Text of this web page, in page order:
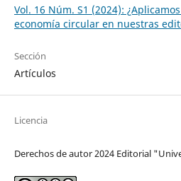
Vol. 16 Núm. S1 (2024):
economía circular en nuestras
Sección
Artículos
Licencia
Derechos de autor 2024 Editorial